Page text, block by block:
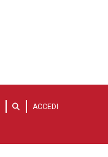
ACCEDI